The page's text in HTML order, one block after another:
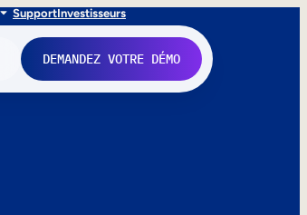
SupportInvestisseurs
DEMANDEZ VOTRE DÉMO